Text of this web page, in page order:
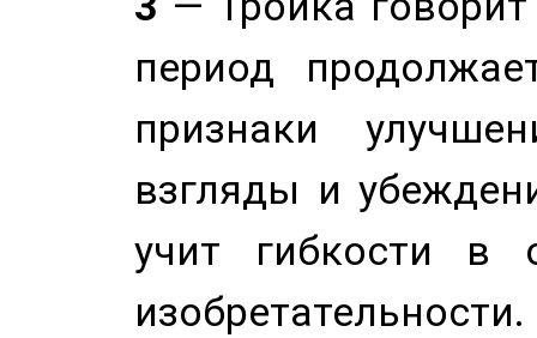
период
признаки
взгляды и
учит гибкости в